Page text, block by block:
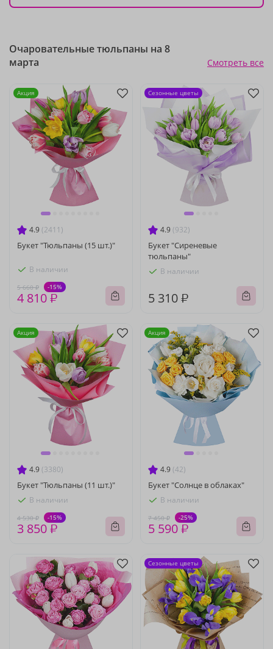
Очаровательные тюльпаны на 8
марта
Смотреть все
4.9 (2411)
Букет "Тюльпаны (15 шт.)"
В наличии
5 660 ₽ -15%
4 810 ₽
Акция
4.9 (932)
Букет "Сиреневые
тюльпаны"
В наличии
5 310 ₽
Сезонные цветы
4.9 (3380)
Букет "Тюльпаны (11 шт.)"
В наличии
4 530 ₽ -15%
3 850 ₽
Акция
4.9 (42)
Букет "Солнце в облаках"
В наличии
7 450 ₽ -25%
5 590 ₽
Акция
Сезонные цветы